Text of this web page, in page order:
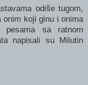
odiše tugom,
koji ginu i onima
sa ratnom
napisali su Milutin